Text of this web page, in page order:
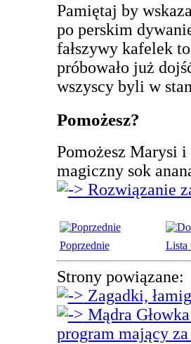
Pamiętaj by
po perskim
fałszywy kafelek
próbowało już
wszyscy byli w
Pomożesz?
Pomożesz Marysi i
magiczny sok
Rozwiązanie
Poprzednie Lista
Strony powiązane:
Zagadki,
Mądra
program mający